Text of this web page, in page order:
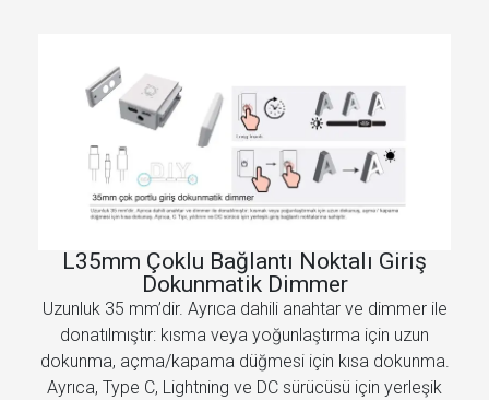
L35mm Çoklu Bağlantı Noktalı Giriş
Dokunmatik Dimmer
Uzunluk 35 mm’dir. Ayrıca dahili anahtar ve dimmer ile
donatılmıştır: kısma veya yoğunlaştırma için uzun
dokunma, açma/kapama düğmesi için kısa dokunma.
Ayrıca, Type C, Lightning ve DC sürücüsü için yerleşik